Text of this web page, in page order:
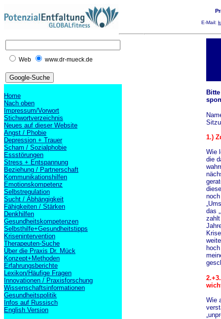
E-Mail:
Web www.dr-mueck.de
Home
Nach oben
Impressum/Vorwort
Stichwortverzeichnis
Neues auf dieser Website
Angst / Phobie
Depression + Trauer
Scham / Sozialphobie
Essstörungen
Stress + Entspannung
Beziehung / Partnerschaft
Kommunikationshilfen
Emotionskompetenz
Selbstregulation
Sucht / Abhängigkeit
Fähigkeiten / Stärken
Denkhilfen
Gesundheitskompetenzen
Selbsthilfe+Gesundheitstipps
Krisenintervention
Therapeuten-Suche
Über die Praxis Dr. Mück
Konzept+Methoden
Erfahrungsberichte
Lexikon/Häufige Fragen
Innovationen / Praxisforschung
Wissenschaftsinformationen
Gesundheitspolitik
Infos auf Russisch
English Version
1.)
Wie
die
das
Wie